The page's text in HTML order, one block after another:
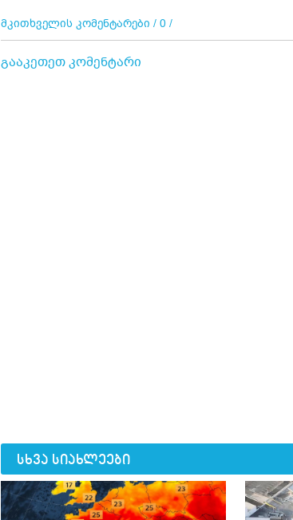
მკითხველის კომენტარები / 0 /
გააკეთეთ კომენტარი
სხვა სიახლეები